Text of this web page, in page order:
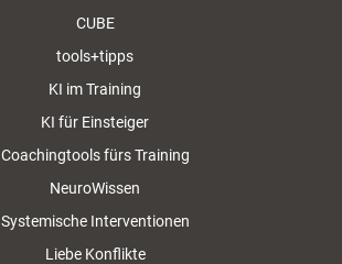
CUBE
tools+tipps
KI im Training
KI für Einsteiger
Coachingtools fürs Training
NeuroWissen
Systemische Interventionen
Liebe Konflikte